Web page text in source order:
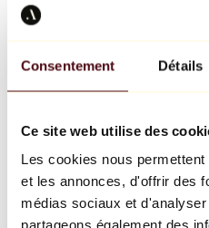
Consentement Détails
Ce site web utilise des
Les cookies nous
et les annonces, d'offrir des
médias sociaux et
partageons également des
Richard Orlinski
Keith Haring
Jeff Koons
Jean-Michel
Tous les
Œuvre de la semaine